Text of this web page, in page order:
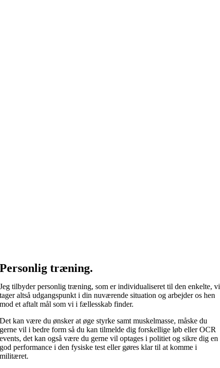
Personlig træning.
Jeg tilbyder personlig træning, som er individualiseret til den enkelte, vi
tager altså udgangspunkt i din nuværende situation og arbejder os hen
mod et aftalt mål som vi i fællesskab finder.
Det kan være du ønsker at øge styrke samt muskelmasse, måske du
gerne vil i bedre form så du kan tilmelde dig forskellige løb eller OCR
events, det kan også være du gerne vil optages i politiet og sikre dig en
god performance i den fysiske test eller gøres klar til at komme i
militæret.